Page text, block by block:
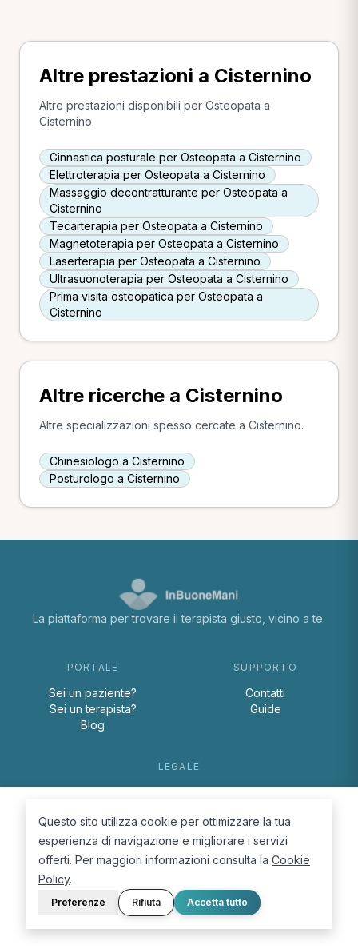
Altre prestazioni a Cisternino
Altre prestazioni disponibili per Osteopata a
Cisternino.
Ginnastica posturale per Osteopata a Cisternino
Elettroterapia per Osteopata a Cisternino
Massaggio decontratturante per Osteopata a
Cisternino
Tecarterapia per Osteopata a Cisternino
Magnetoterapia per Osteopata a Cisternino
Laserterapia per Osteopata a Cisternino
Ultrasuonoterapia per Osteopata a Cisternino
Prima visita osteopatica per Osteopata a
Cisternino
Altre ricerche a Cisternino
Altre specializzazioni spesso cercate a Cisternino.
Chinesiologo a Cisternino
Posturologo a Cisternino
La piattaforma per trovare il terapista giusto, vicino a te.
PORTALE
Sei un paziente?
Sei un terapista?
Blog
SUPPORTO
Contatti
Guide
LEGALE
Cookie Policy
© 2026 D.Lab S.r.l. — InBuoneMani
Questo sito utilizza cookie per ottimizzare la tua
esperienza di navigazione e migliorare i servizi
offerti. Per maggiori informazioni consulta la Cookie
Policy.
Preferenze Rifiuta Accetta tutto